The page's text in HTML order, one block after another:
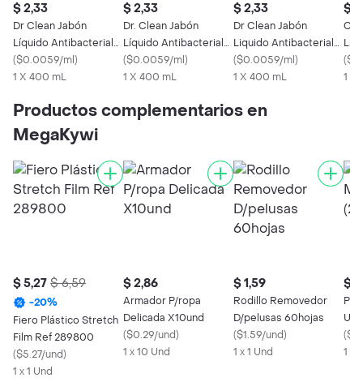
$ 2,33
Dr Clean Jabón
Líquido Antibacterial
Aroma Durazno
($0.0059/ml)
1 X 400 mL
$ 2,33
Dr. Clean Jabón
Líquido Antibacterial
Aroma Manzana
($0.0059/ml)
1 X 400 mL
$ 2,33
Dr Clean Jabón
Liquido Antibacterial
de Almendra
($0.0059/ml)
1 X 400 mL
$
(
1
Productos complementarios en
MegaKywi
$ 5,27 $ 6,59
-20%
Fiero Plástico Stretch
Film Ref 289800
($5.27/und)
1 x 1 Und
$ 2,86
Armador P/ropa
Delicada X10und
($0.29/und)
1 x 10 Und
$ 1,59
Rodillo Removedor
D/pelusas 60hojas
($1.59/und)
1 x 1 Und
$
Ud
(
1 x